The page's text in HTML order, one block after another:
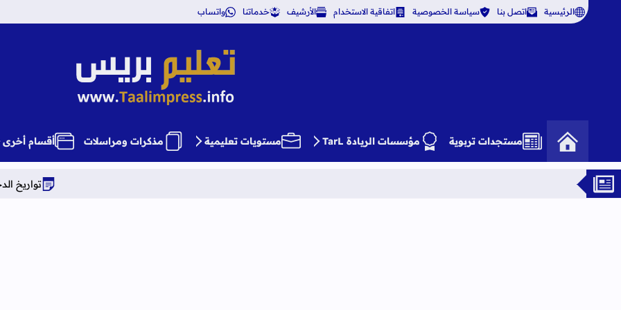
الرئيسية اتصل بنا سياسة الخصوصية اتفاقية الاستخدام الأرشيف خدماتنا واتساب
تعليم بريس TaalimPress
مستجدات تربوية مؤسسات الريادة TarL مستويات تعليمية مذكرات ومراسلات أقسام أخرى
تواريخ الدخول المدرسي برسم